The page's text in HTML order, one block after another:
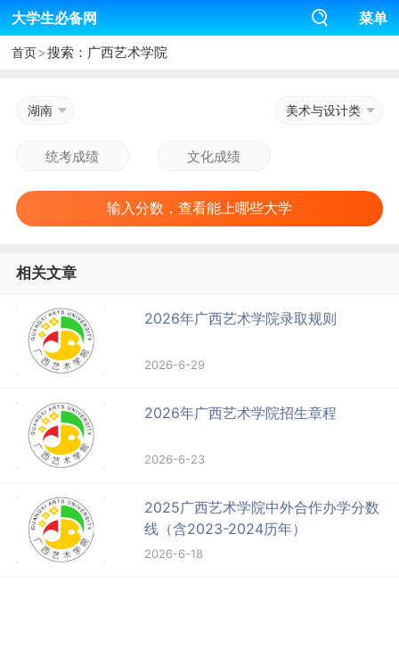
大学生必备网 菜单
首页>搜索：广西艺术学院
湖南 美术与设计类
输入分数，查看能上哪些大学
相关文章
2026年广西艺术学院录取规则
2026-6-29
2026年广西艺术学院招生章程
2026-6-23
2025广西艺术学院中外合作办学分数
线（含2023-2024历年）
2026-6-18